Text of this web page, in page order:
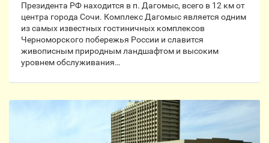
Президента РФ находится в п. Дагомыс, всего в 12 км от
центра города Сочи. Комплекс Дагомыс является одним
из самых известных гостиничных комплексов
Черноморского побережья России и славится
живописным природным ландшафтом и высоким
уровнем обслуживания…